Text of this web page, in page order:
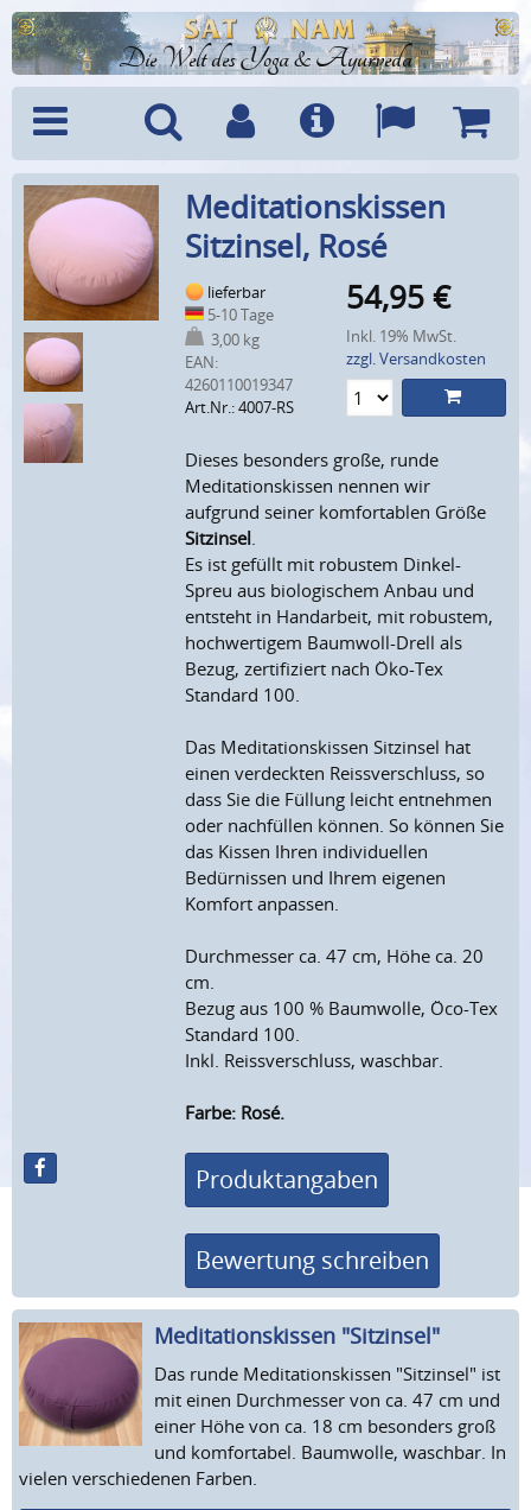
Die Welt des Yoga & Ayurveda
Menü SucheBenutzerkonto
Info Sprachen
Meditationskissen
Sitzinsel, Rosé
lieferbar
5-10 Tage
3,00 kg
EAN:
4260110019347
Art.Nr.: 4007-RS
54,95 €
Inkl. 19% MwSt.
zzgl. Versandkosten
Dieses besonders große, runde
Meditationskissen nennen wir
aufgrund seiner komfortablen Größe
Sitzinsel.
Es ist gefüllt mit robustem Dinkel-
Spreu aus biologischem Anbau und
entsteht in Handarbeit, mit robustem,
hochwertigem Baumwoll-Drell als
Bezug, zertifiziert nach Öko-Tex
Standard 100.
Das Meditationskissen Sitzinsel hat
einen verdeckten Reissverschluss, so
dass Sie die Füllung leicht entnehmen
oder nachfüllen können. So können Sie
das Kissen Ihren individuellen
Bedürnissen und Ihrem eigenen
Komfort anpassen.
Durchmesser ca. 47 cm, Höhe ca. 20
cm.
Bezug aus 100 % Baumwolle, Öco-Tex
Standard 100.
Inkl. Reissverschluss, waschbar.
Farbe: Rosé.
Produktangaben
Bewertung schreiben
Meditations­kissen "Sitzinsel"
Das runde Meditationskissen "Sitzinsel" ist
mit einen Durchmesser von ca. 47 cm und
einer Höhe von ca. 18 cm besonders groß
und komfortabel. Baumwolle, waschbar. In
vielen verschiedenen Farben.